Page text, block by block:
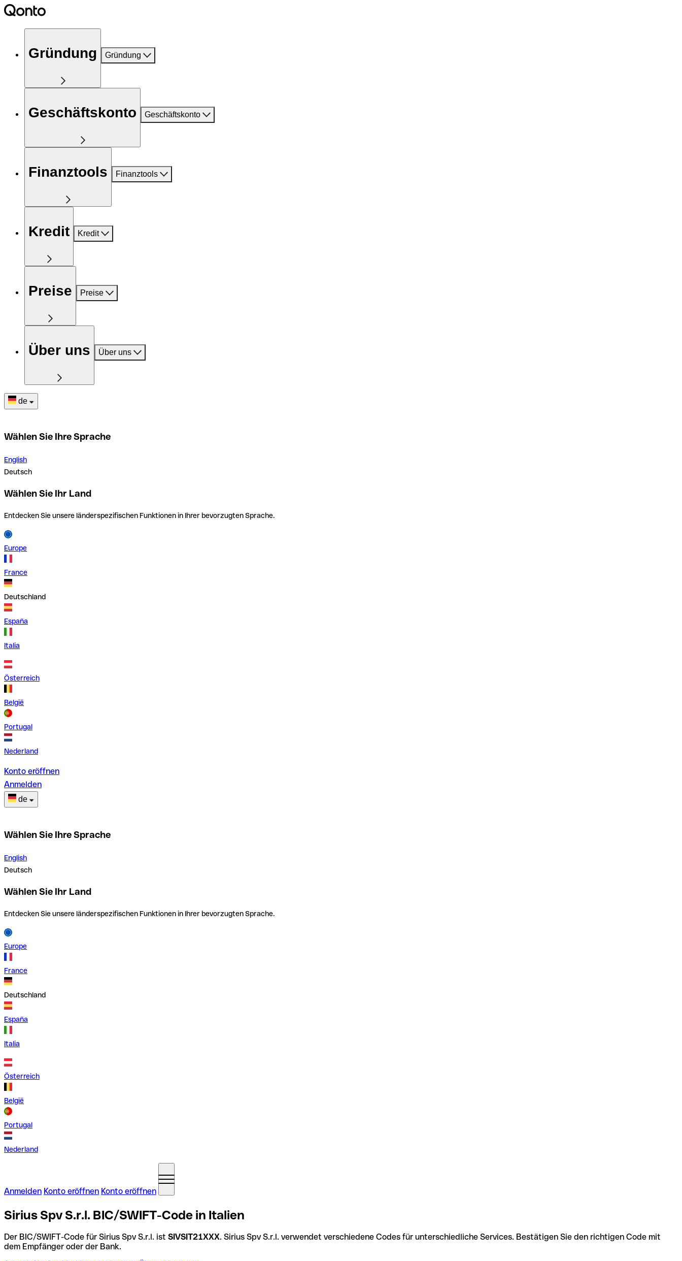
Gründung Gründung
Geschäftskonto Geschäftskonto
Finanztools Finanztools
Kredit Kredit
Preise Preise
Über uns Über uns
de
Wählen Sie Ihre Sprache
English
Deutsch
Wählen Sie Ihr Land
Entdecken Sie unsere länderspezifischen Funktionen in Ihrer bevorzugten Sprache.
Europe
France
Deutschland
España
Italia
Österreich
België
Portugal
Nederland
Konto eröffnen
Anmelden
de
Wählen Sie Ihre Sprache
English
Deutsch
Wählen Sie Ihr Land
Entdecken Sie unsere länderspezifischen Funktionen in Ihrer bevorzugten Sprache.
Europe
France
Deutschland
España
Italia
Österreich
België
Portugal
Nederland
Anmelden Konto eröffnen Konto eröffnen
Sirius Spv S.r.l. BIC/SWIFT-Code in Italien
Der BIC/SWIFT-Code für Sirius Spv S.r.l. ist SIVSIT21XXX. Sirius Spv S.r.l. verwendet verschiedene Codes für unterschiedliche Services. Bestätigen Sie den richtigen Code mit
dem Empfänger oder der Bank.